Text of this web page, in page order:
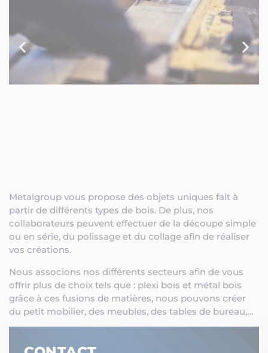
Metalgroup vous propose des objets uniques fait à
partir de différents types de bois. De plus, nos
collaborateurs peuvent effectuer de la découpe simple
ou en série, du polissage et du collage afin de réaliser
vos créations.
Nous associons nos différents secteurs afin de vous
offrir plus de choix tels que : plexi bois et métal bois
grâce à ces fusions de matières, nous pouvons créer
du petit mobilier, des meubles, des tables de bureau,…